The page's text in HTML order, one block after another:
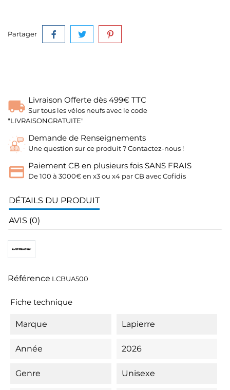
Partager
Livraison Offerte dès 499€ TTC
Sur tous les vélos neufs avec le code
"LIVRAISONGRATUITE"
Demande de Renseignements
Une question sur ce produit ? Contactez-nous !
Paiement CB en plusieurs fois SANS FRAIS
De 100 à 3000€ en x3 ou x4 par CB avec Cofidis
DÉTAILS DU PRODUIT
AVIS (0)
Référence LCBUA500
Fiche technique
Marque Lapierre
Année 2026
Genre Unisexe